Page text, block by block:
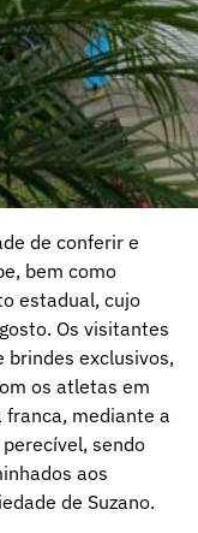
de conferir e
bem como
estadual, cujo
Os visitantes
brindes exclusivos,
os atletas em
mediante a
sendo
aos
de Suzano.